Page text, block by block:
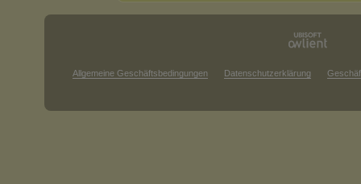
Allgemeine Geschäftsbedingungen Datenschutzerklärung